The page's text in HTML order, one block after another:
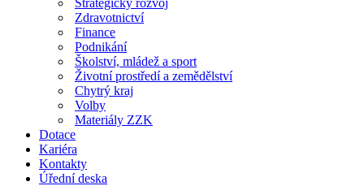
Strategický rozvoj
Zdravotnictví
Finance
Podnikání
Školství, mládež a sport
Životní prostředí a zemědělství
Chytrý kraj
Volby
Materiály ZZK
Dotace
Kariéra
Kontakty
Úřední deska